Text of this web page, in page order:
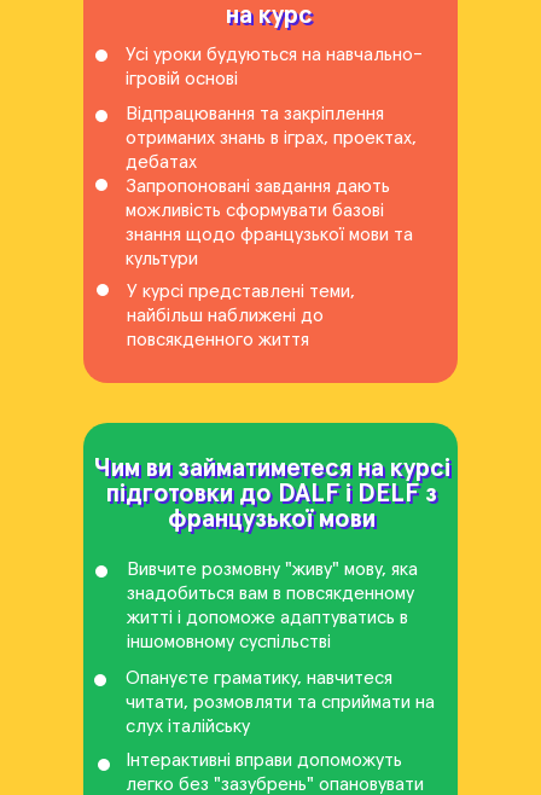
на курс
на курс
Чим ви займатиметеся на курсі
підготовки до DALF і DELF з
французької мови
Чим ви займатиметеся на курсі
підготовки до DALF і DELF з
французької мови
Усі уроки будуються на навчально-
ігровій основі
Відпрацювання та закріплення
отриманих знань в іграх, проектах,
дебатах
Запропоновані завдання дають
можливість сформувати базові
знання щодо французької мови та
культури
Вивчите розмовну "живу" мову, яка
знадобиться вам в повсякденному
житті і допоможе адаптуватись в
іншомовному суспільстві
Опануєте граматику, навчитеся
читати, розмовляти та сприймати на
слух італійську
Інтерактивні вправи допоможуть
легко без "зазубрень" опановувати
У курсі представлені теми,
найбільш наближені до
повсякденного життя